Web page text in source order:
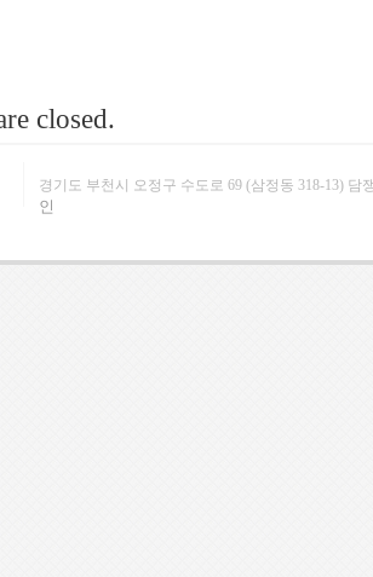
closed.
경기도 부천시 오정구 수도로 69 (삼정동 318-13) 담
인